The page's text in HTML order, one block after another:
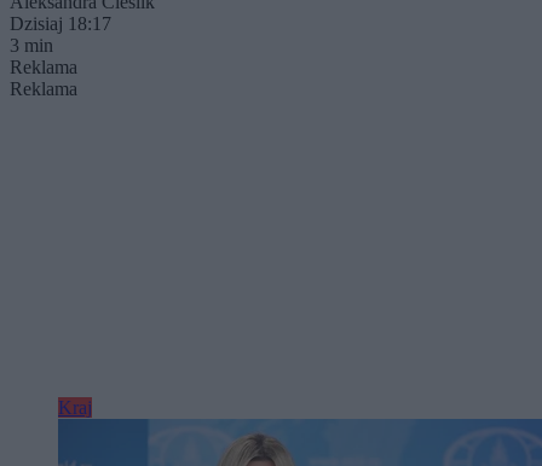
Dzisiaj 18:17
3 min
Reklama
Reklama
Kraj